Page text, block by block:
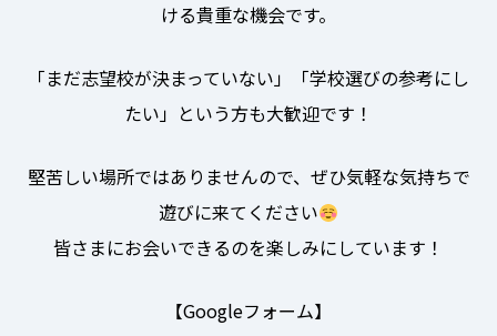
ける貴重な機会です。
「まだ志望校が決まっていない」「学校選びの参考にし
たい」という方も大歓迎です！
堅苦しい場所ではありませんので、ぜひ気軽な気持ちで
遊びに来てください
皆さまにお会いできるのを楽しみにしています！
【Googleフォーム】